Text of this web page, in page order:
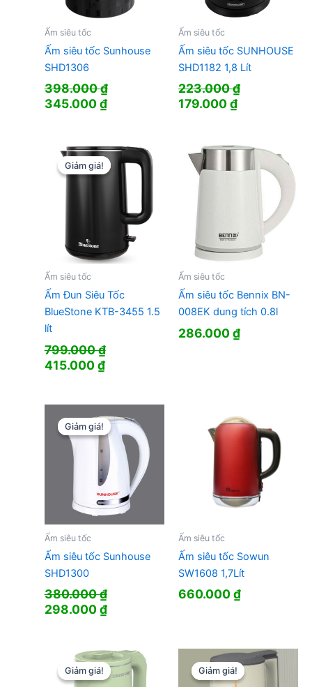
Ấm siêu tốc
Ấm siêu tốc Sunhouse
SHD1306
398.000₫
Giá
398.000 ₫.
345.000₫Giá
là:
345.000 ₫.
Ấm siêu tốc
Ấm siêu tốc SUNHOUSE
SHD1182 1,8 Lít
223.000₫
Giá
223.000 ₫.
179.000₫Giá
là:
179.000 ₫.
Giảm giá!
Giảm giá!
Ấm siêu tốc
Ấm Đun Siêu Tốc
BlueStone KTB-3455 1.5
lít
799.000₫
Giá
415.000₫Giá
415.000 ₫.
Ấm siêu tốc
Ấm siêu tốc Bennix BN-
008EK dung tích 0.8l
286.000₫
Giảm giá!
Giảm giá!
Ấm siêu tốc
Ấm siêu tốc Sunhouse
SHD1300
380.000₫
Giá
380.000 ₫.
298.000₫Giá
là:
298.000 ₫.
Ấm siêu tốc
Ấm siêu tốc Sowun
SW1608 1,7Lít
660.000₫
Giảm giá!
Giảm giá! Giảm giá!
Giảm giá!